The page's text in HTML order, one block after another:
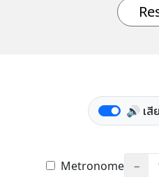
🔊 เสี
Metronome −